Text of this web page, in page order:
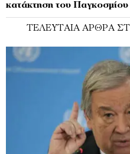
κατάκτηση του
ΤΕΛΕΥΤΑΊΑ ΆΡΘΡΑ